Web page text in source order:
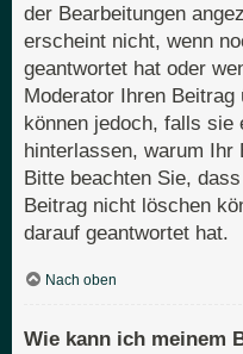
der Bearbeitungen
erscheint nicht, wenn
geantwortet hat oder
Moderator Ihren
können jedoch, falls sie
hinterlassen, warum Ihr
Bitte beachten Sie,
Beitrag nicht löschen
darauf geantwortet hat.
Nach oben
Wie kann ich meinem